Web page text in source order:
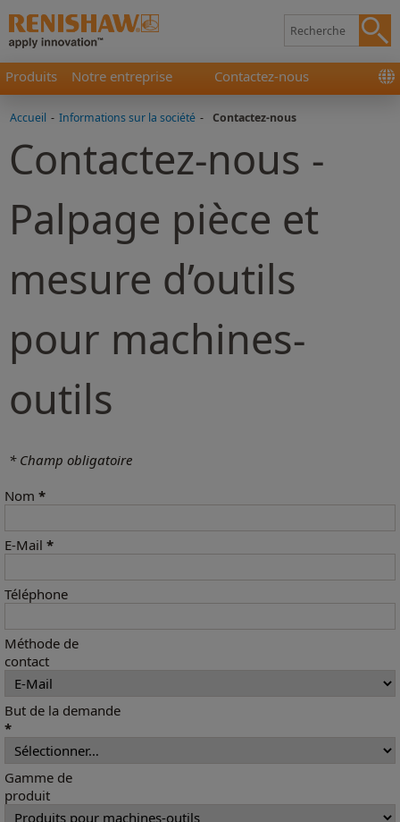
Produits Notre entreprise Contactez-nous
Accueil - Informations sur la société - Contactez-nous
Contactez-nous -
Palpage pièce et
mesure d’outils
pour machines-
outils
* Champ obligatoire
Nom *
E-Mail *
Téléphone
Méthode de
contact
But de la demande
*
Gamme de
produit